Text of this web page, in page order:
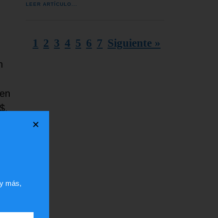
LEER ARTÍCULO...
1 2 3 4 5 6 7 Siguiente »
más,